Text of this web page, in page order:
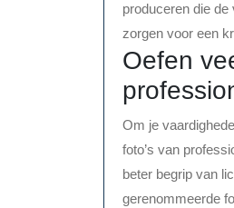
produceren die
zorgen voor een
Oefen
Om je
foto’s van
beter begrip van
gerenommeerde